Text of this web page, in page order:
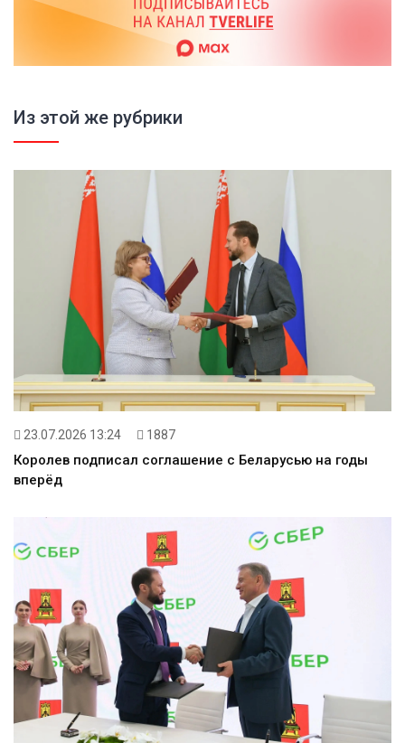
Из этой же рубрики
23.07.2026 13:24 1887
Королев подписал соглашение с Беларусью на годы
вперёд